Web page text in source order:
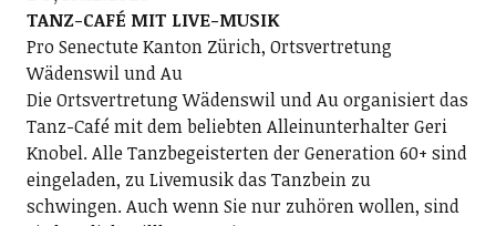
TANZ-CAFÉ MIT LIVE-MUSIK
Pro Senectute Kanton Zürich, Ortsvertretung
Wädenswil und Au
Die Ortsvertretung Wädenswil und Au organisiert das
Tanz-Café mit dem beliebten Alleinunterhalter Geri
Knobel. Alle Tanzbegeisterten der Generation 60+ sind
eingeladen, zu Livemusik das Tanzbein zu
schwingen. Auch wenn Sie nur zuhören wollen, sind